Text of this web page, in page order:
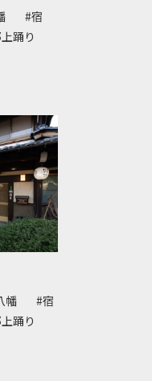
#宿
踊り
幡
#宿
踊り